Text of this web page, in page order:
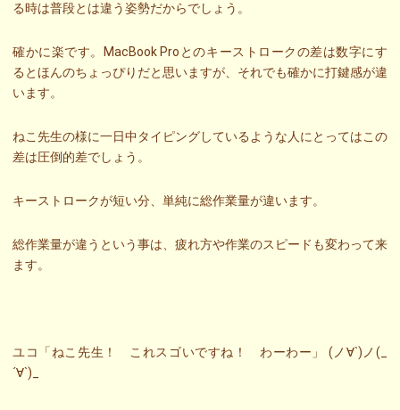
る時は普段とは違う姿勢だからでしょう。
確かに楽です。MacBook Proとのキーストロークの差は数字にす
るとほんのちょっぴりだと思いますが、それでも確かに打鍵感が違
います。
ねこ先生の様に一日中タイピングしているような人にとってはこの
差は圧倒的差でしょう。
キーストロークが短い分、単純に総作業量が違います。
総作業量が違うという事は、疲れ方や作業のスピードも変わって来
ます。
ユコ「ねこ先生！ これスゴいですね！ わーわー」 (ノ∀`)ノ(_
´∀`)_